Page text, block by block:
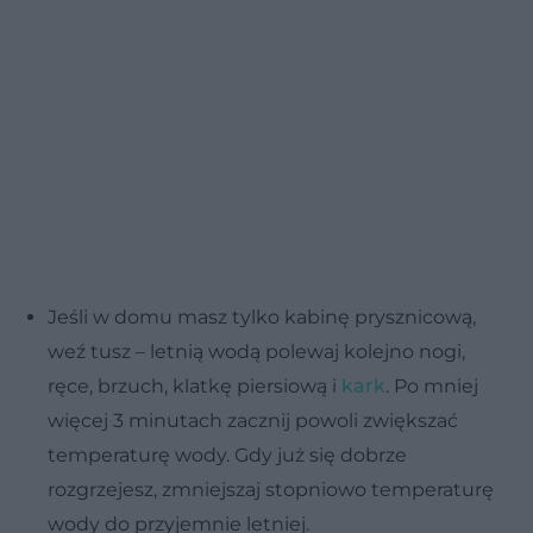
Jeśli w domu masz tylko kabinę prysznicową,
weź tusz – letnią wodą polewaj kolejno nogi,
ręce, brzuch, klatkę piersiową i kark. Po mniej
więcej 3 minutach zacznij powoli zwiększać
temperaturę wody. Gdy już się dobrze
rozgrzejesz, zmniejszaj stopniowo temperaturę
wody do przyjemnie letniej.